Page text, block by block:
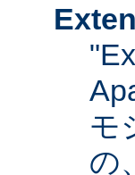
モ
の